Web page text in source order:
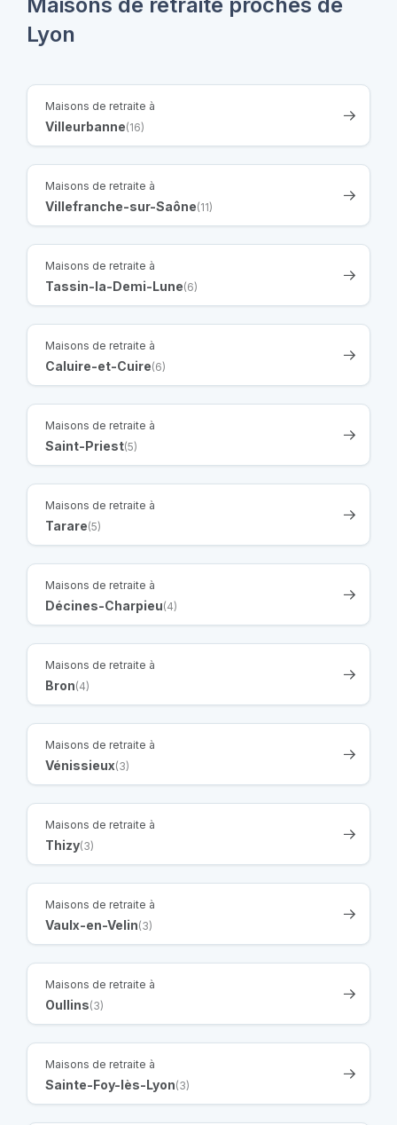
Lyon
Maisons de retraite à
Villeurbanne(16)
Maisons de retraite à
Villefranche-sur-Saône(11)
Maisons de retraite à
Tassin-la-Demi-Lune(6)
Maisons de retraite à
Caluire-et-Cuire(6)
Maisons de retraite à
Saint-Priest(5)
Maisons de retraite à
Tarare(5)
Maisons de retraite à
Décines-Charpieu(4)
Maisons de retraite à
Bron(4)
Maisons de retraite à
Vénissieux(3)
Maisons de retraite à
Thizy(3)
Maisons de retraite à
Vaulx-en-Velin(3)
Maisons de retraite à
Oullins(3)
Maisons de retraite à
Sainte-Foy-lès-Lyon(3)